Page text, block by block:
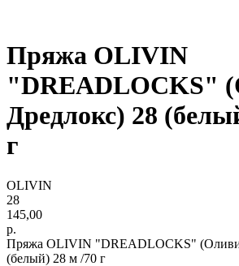
Пряжа OLIVIN
"DREADLOCKS"
Дредлокс) 28
г
OLIVIN
28
145,00
р.
Пряжа OLIVIN "DREADLOCKS"
(белый) 28 м /70 г